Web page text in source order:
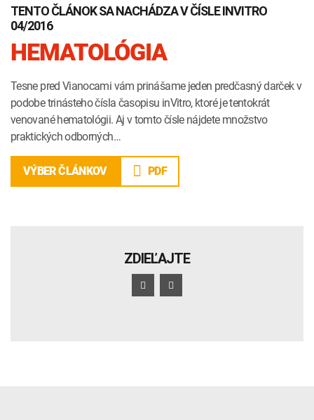
TENTO ČLÁNOK SA NACHÁDZA V ČÍSLE INVITRO
04/2016
HEMATOLÓGIA
Tesne pred Vianocami vám prinášame jeden predčasný darček v
podobe trinásteho čísla časopisu inVitro, ktoré je tentokrát
venované hematológii. Aj v tomto čísle nájdete množstvo
praktických odborných…
VÝBER ČLÁNKOV PDF
ZDIEĽAJTE